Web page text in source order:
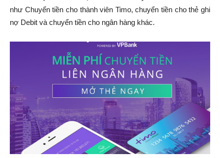
như Chuyển tiền cho thành viên Timo, chuyển tiền cho thẻ ghi
nợ Debit và chuyển tiền cho ngân hàng khác.